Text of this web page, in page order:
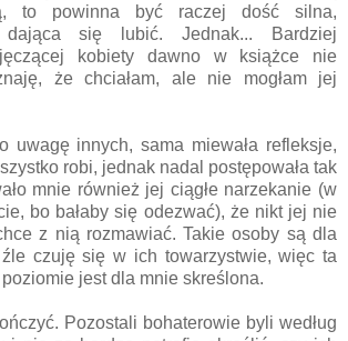
to powinna być raczej dość silna,
się lubić. Jednak... Bardziej
kobiety dawno w książce nie
że chciałam, ale nie mogłam jej
uwagę innych, sama miewała refleksje,
robi, jednak nadal postępowała tak
mnie również jej ciągłe narzekanie (w
bo bałaby się odezwać), że nikt jej nie
z nią rozmawiać. Takie osoby są dla
czuję się w ich towarzystwie, więc ta
jest dla mnie skreślona.
Pozostali bohaterowie byli według